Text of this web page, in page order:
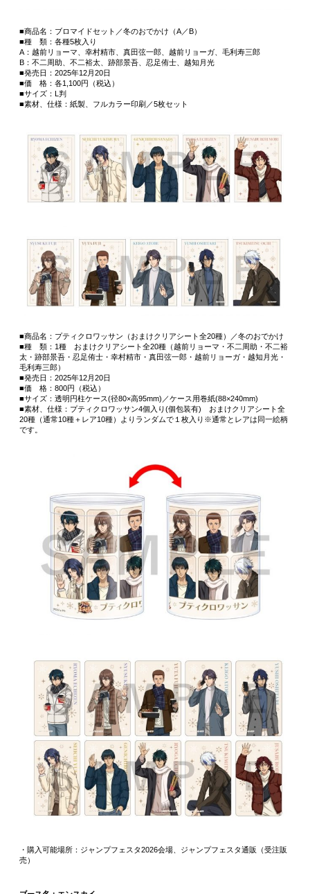
■商品名：ブロマイドセット／冬のおでかけ（A／B）
■種 類：各種5枚入り
A：越前リョーマ、幸村精市、真田弦一郎、越前リョーガ、毛利寿三郎
B：不二周助、不二裕太、跡部景吾、忍足侑士、越知月光
■発売日：2025年12月20日
■価 格：各1,100円（税込）
■サイズ：L判
■素材、仕様：紙製、フルカラー印刷／5枚セット
■商品名：プティクロワッサン（おまけクリアシート全20種）／冬のおでかけ
■種 類：1種 おまけクリアシート全20種（越前リョーマ・不二周助・不二裕
太・跡部景吾・忍足侑士・幸村精市・真田弦一郎・越前リョーガ・越知月光・
毛利寿三郎）
■発売日：2025年12月20日
■価 格：800円（税込）
■サイズ：透明円柱ケース(径80×高95mm)／ケース用巻紙(88×240mm)
■素材、仕様：プティクロワッサン4個入り(個包装有) おまけクリアシート全
20種（通常10種＋レア10種）よりランダムで１枚入り※通常とレアは同一絵柄
です。
・購入可能場所：ジャンプフェスタ2026会場、ジャンプフェスタ通販（受注販
売）